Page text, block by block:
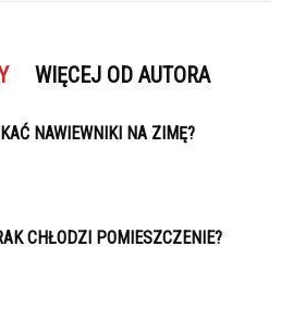
WIĘCEJ OD AUTORA
NAWIEWNIKI NA ZIMĘ?
CHŁODZI POMIESZCZENIE?